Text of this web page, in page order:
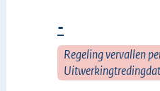
-
Regeling vervallen